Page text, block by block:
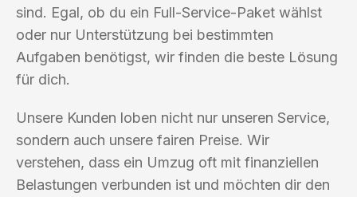
sind. Egal, ob du ein Full-Service-Paket wählst
oder nur Unterstützung bei bestimmten
Aufgaben benötigst, wir finden die beste Lösung
für dich.
Unsere Kunden loben nicht nur unseren Service,
sondern auch unsere fairen Preise. Wir
verstehen, dass ein Umzug oft mit finanziellen
Belastungen verbunden ist und möchten dir den